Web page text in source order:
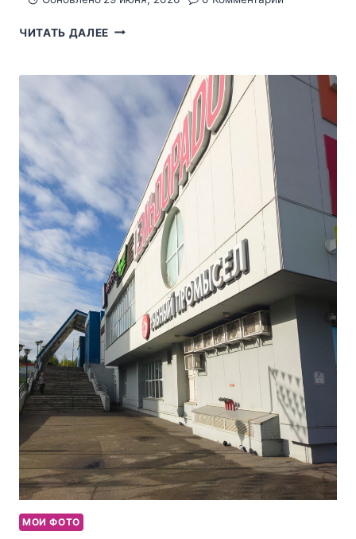
ЧИТАТЬ ДАЛЕЕ ФОТО
МОИ ФОТО